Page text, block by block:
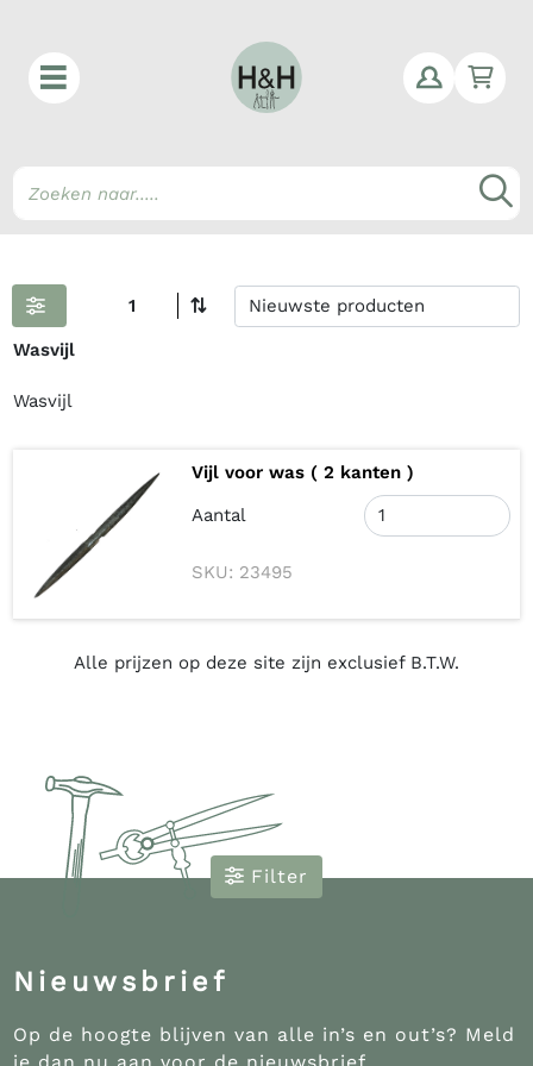
1
Wasvijl
Wasvijl
Vijl voor was ( 2 kanten )
Aantal
SKU: 23495
Alle prijzen op deze site zijn exclusief B.T.W.
Filter
Nieuwsbrief
Op de hoogte blijven van alle in’s en out’s? Meld